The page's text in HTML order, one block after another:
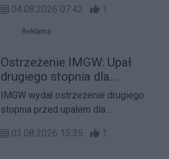
wydarzeniem, które połączyło
literaturę, fotografię, opowieści o
Momentami rozmowa przypominała
wręcz stand-up, a publiczność
wielokrotnie reagowała śmiechem na
anegdoty i zabawne historie
opowiadane przez autora.
04.08.2026 07:42 1
Reklama
Ostrzeżenie IMGW: Upał
drugiego stopnia dla
województwa kujawsko-
pomorskiego
IMGW wydał ostrzeżenie drugiego
stopnia przed upałem dla
Synoptycy alarmują, że wysokie
03.08.2026 15:35 1